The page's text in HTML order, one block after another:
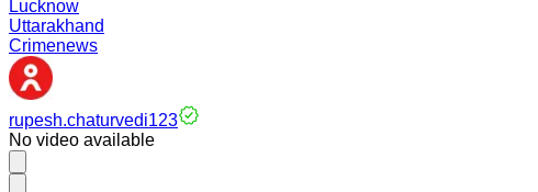
Lucknow
Uttarakhand
Crimenews
rupesh.chaturvedi123
No video available